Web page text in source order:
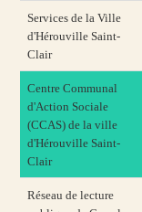
Services de la Ville
d'Hérouville Saint-
Clair
Centre Communal
d'Action Sociale
(CCAS) de la ville
d'Hérouville Saint-
Clair
Réseau de lecture